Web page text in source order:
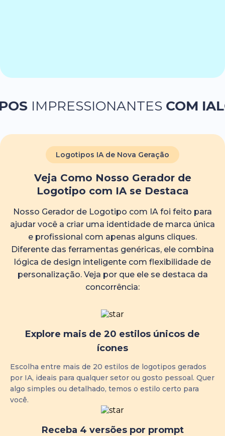
COM IA
Logotipos IA de Nova Geração
Veja Como Nosso Gerador de
Logotipo com IA se Destaca
Nosso Gerador de Logotipo com IA foi feito para
ajudar você a criar uma identidade de marca única
e profissional com apenas alguns cliques.
Diferente das ferramentas genéricas, ele combina
lógica de design inteligente com flexibilidade de
personalização. Veja por que ele se destaca da
concorrência:
Explore mais de 20 estilos únicos de
ícones
Escolha entre mais de 20 estilos de logotipos gerados
por IA, ideais para qualquer setor ou gosto pessoal. Quer
algo simples ou detalhado, temos o estilo certo para
você.
Receba 4 versões por prompt